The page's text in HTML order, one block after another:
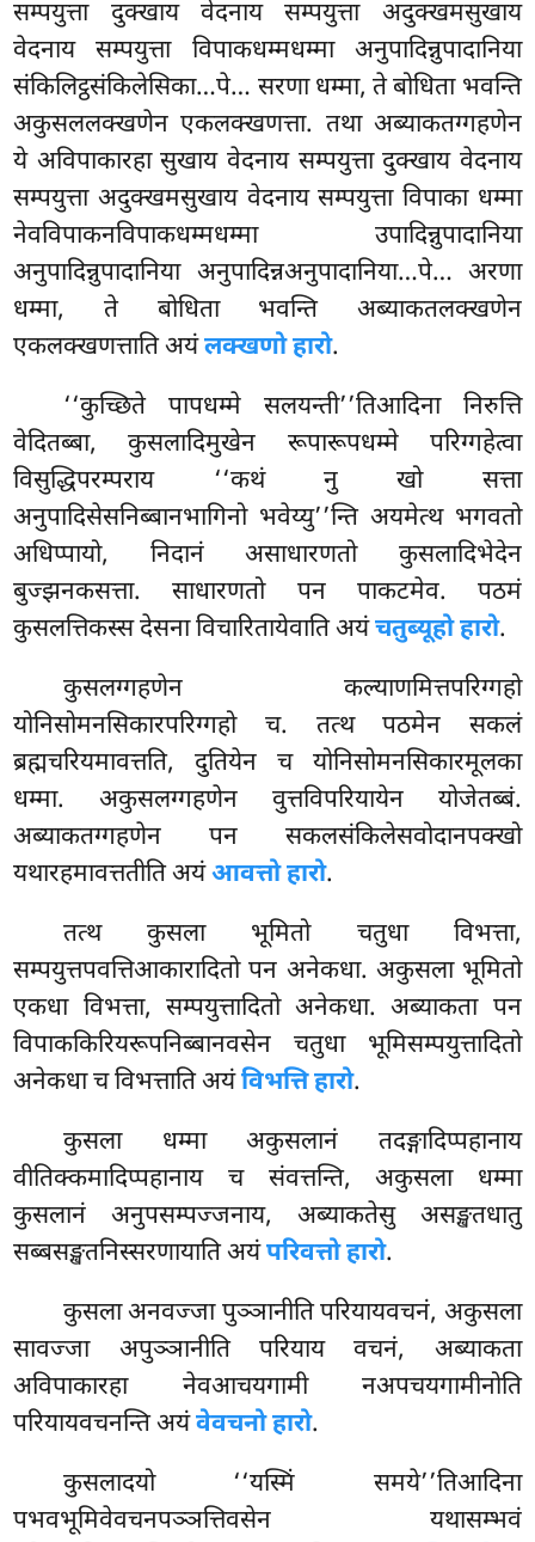
सम्पयुत्ता दुक्खाय वेदनाय सम्पयुत्ता अदुक्खमसुखाय
वेदनाय सम्पयुत्ता विपाकधम्मधम्मा अनुपादिन्नुपादानिया
संकिलिट्ठसंकिलेसिका…पे… सरणा धम्मा, ते बोधिता भवन्ति
अकुसललक्खणेन एकलक्खणत्ता. तथा अब्याकतग्गहणेन
ये अविपाकारहा सुखाय वेदनाय सम्पयुत्ता दुक्खाय वेदनाय
सम्पयुत्ता अदुक्खमसुखाय वेदनाय सम्पयुत्ता विपाका धम्मा
नेवविपाकनविपाकधम्मधम्मा उपादिन्नुपादानिया
अनुपादिन्नुपादानिया अनुपादिन्नअनुपादानिया…पे… अरणा
धम्मा, ते बोधिता भवन्ति अब्याकतलक्खणेन
एकलक्खणत्ताति अयंलक्खणो हारो.
‘‘कुच्छिते पापधम्मे सलयन्ती’’तिआदिना निरुत्ति
वेदितब्बा, कुसलादिमुखेन रूपारूपधम्मे परिग्गहेत्वा
विसुद्धिपरम्पराय ‘‘कथं नु खो सत्ता
अनुपादिसेसनिब्बानभागिनो भवेय्यु’’न्ति अयमेत्थ भगवतो
अधिप्पायो, निदानं असाधारणतो कुसलादिभेदेन
बुज्झनकसत्ता. साधारणतो पन पाकटमेव. पठमं
कुसलत्तिकस्स देसना विचारितायेवाति अयंचतुब्यूहो हारो.
कुसलग्गहणेन कल्याणमित्तपरिग्गहो
योनिसोमनसिकारपरिग्गहो च. तत्थ पठमेन सकलं
ब्रह्मचरियमावत्तति, दुतियेन च योनिसोमनसिकारमूलका
धम्मा. अकुसलग्गहणेन वुत्तविपरियायेन योजेतब्बं.
अब्याकतग्गहणेन पन सकलसंकिलेसवोदानपक्खो
यथारहमावत्ततीति अयंआवत्तो हारो.
तत्थ कुसला भूमितो चतुधा विभत्ता,
सम्पयुत्तपवत्तिआकारादितो पन अनेकधा. अकुसला भूमितो
एकधा विभत्ता, सम्पयुत्तादितो अनेकधा. अब्याकता पन
विपाककिरियरूपनिब्बानवसेन चतुधा भूमिसम्पयुत्तादितो
अनेकधा च विभत्ताति अयंविभत्ति हारो.
कुसला धम्मा अकुसलानं तदङ्गादिप्पहानाय
वीतिक्कमादिप्पहानाय च संवत्तन्ति, अकुसला धम्मा
कुसलानं अनुपसम्पज्जनाय, अब्याकतेसु असङ्खतधातु
सब्बसङ्खतनिस्सरणायाति अयंपरिवत्तो हारो.
कुसला अनवज्जा पुञ्ञानीति परियायवचनं, अकुसला
सावज्जा अपुञ्ञानीति परियाय वचनं, अब्याकता
अविपाकारहा नेवआचयगामी नअपचयगामीनोति
परियायवचनन्ति अयंवेवचनो हारो.
कुसलादयो ‘‘यस्मिं समये’’तिआदिना
पभवभूमिवेवचनपञ्ञत्तिवसेन यथासम्भवं